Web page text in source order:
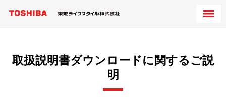
取扱説明書ダウンロードに関するご説
明